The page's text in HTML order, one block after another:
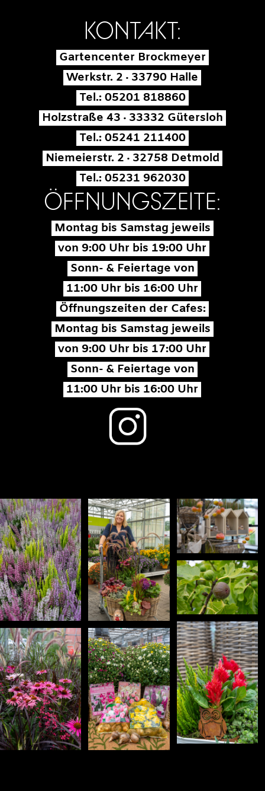
KONTAKT:
Gartencenter Brockmeyer
Werkstr. 2 · 33790 Halle
Tel.: 05201 818860
Holzstraße 43 · 33332 Gütersloh
Tel.: 05241 211400
Niemeierstr. 2 · 32758 Detmold
Tel.: 05231 962030
ÖFFNUNGSZEITE:
Montag bis Samstag jeweils
von 9:00 Uhr bis 19:00 Uhr
Sonn- & Feiertage von
11:00 Uhr bis 16:00 Uhr
Öffnungszeiten der Cafes:
Montag bis Samstag jeweils
von 9:00 Uhr bis 17:00 Uhr
Sonn- & Feiertage von
11:00 Uhr bis 16:00 Uhr